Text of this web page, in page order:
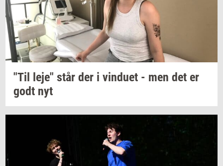
"Til leje" står der i vin­du­et - men det er
godt nyt